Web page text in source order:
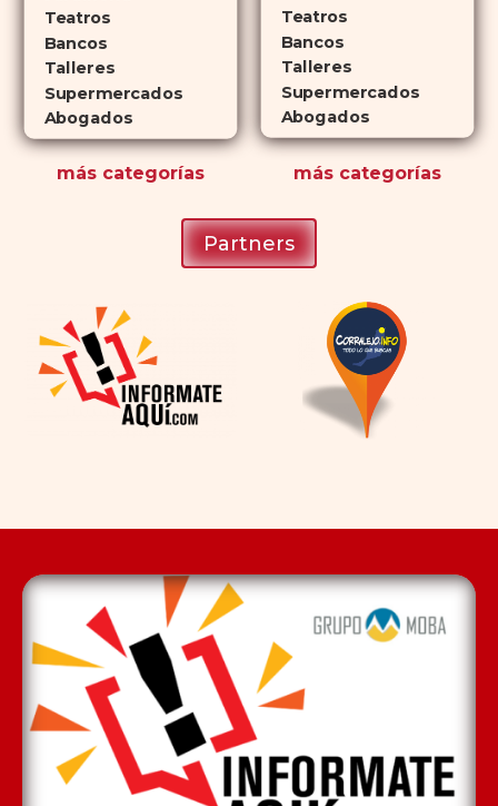
planificar sus actividades
románticas con antelación.
Teatros
Bancos
Talleres
Supermercados
Abogados
más categorías
Teatros
Bancos
Talleres
Supermercados
Abogados
máscategorías
Partners